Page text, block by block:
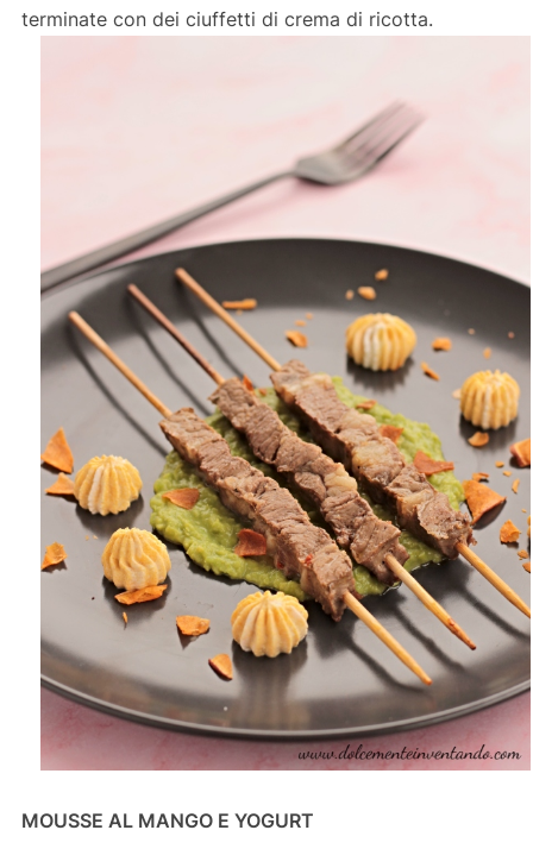
terminate con dei ciuffetti di crema di ricotta.
MOUSSE AL MANGO E YOGURT